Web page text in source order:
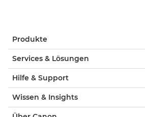
Produkte
Services & Lösungen
Hilfe & Support
Wissen & Insights